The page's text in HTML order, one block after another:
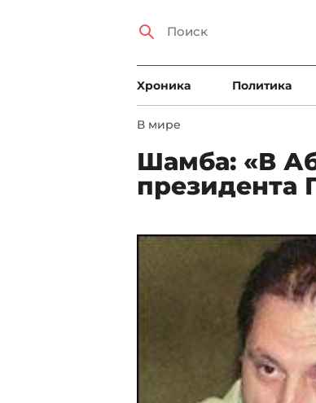
Xроника Политика
В мире
Шамба: «В
президента